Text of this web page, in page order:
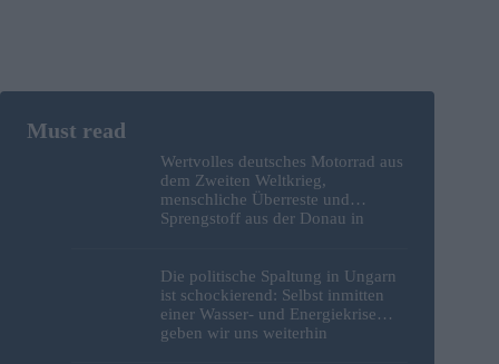
Wertvolles deutsches Motorrad aus
dem Zweiten Weltkrieg,
menschliche Überreste und
Sprengstoff aus der Donau in
Die politische Spaltung in Ungarn
ist schockierend: Selbst inmitten
einer Wasser- und Energiekrise
geben wir uns weiterhin